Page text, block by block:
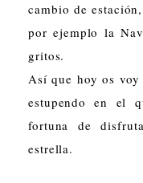
cambio de
por ejemplo la
gritos.
Así que hoy os voy
estupendo en el
fortuna de
estrella.